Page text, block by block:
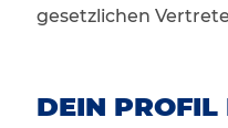
gesetzlichen
DEIN PROFIL